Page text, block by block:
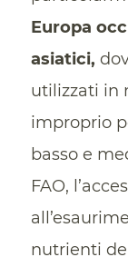
Europa
asiatici,
utilizzati in
improprio
basso e
FAO,
nutrienti